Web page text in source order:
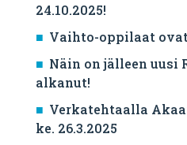
24.10.2025!
Vaihto-oppilaat
Näin on jälleen uusi
alkanut!
Verkatehtaalla
ke. 26.3.2025